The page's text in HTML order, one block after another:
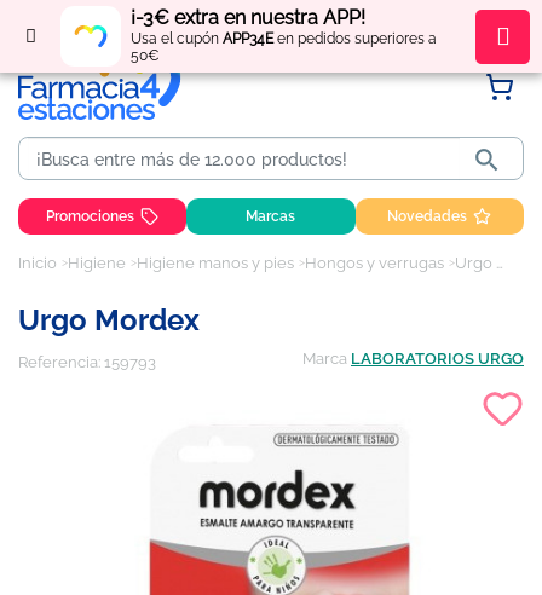
¡-3€ extra en nuestra APP!
Usa el cupón APP34Een pedidos superiores a
50€
Regístratey obténpuntos por tus compras

Promociones Marcas Novedades
Inicio Higiene Higiene manos y pies Hongos y verrugas Urgo Mordex
Urgo Mordex
Referencia: 159793 Marca LABORATORIOS URGO